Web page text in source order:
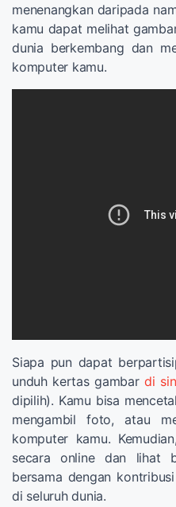
menenangkan daripada
kamu dapat melihat
dunia berkembang dan
komputer kamu.
Siapa pun dapat
unduh kertas gambardi
dipilih). Kamu bisa
mengambil foto, atau
komputer kamu.
secara online dan lihat
bersama dengan
di seluruh dunia.